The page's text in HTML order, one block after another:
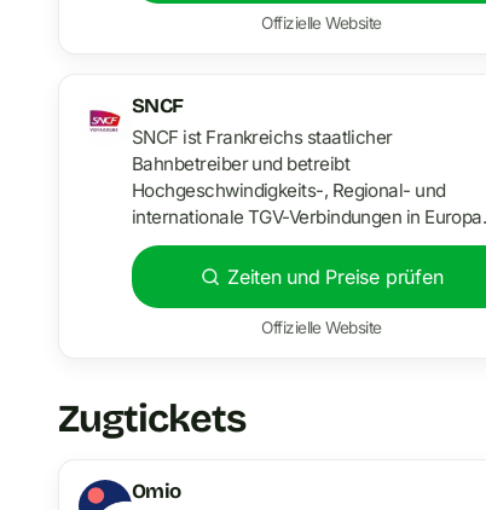
Offizielle Website
SNCF
SNCF ist Frankreichs staatlicher
Bahnbetreiber und betreibt
Hochgeschwindigkeits-, Regional- und
internationale TGV-Verbindungen in Europa.
Zeiten und Preise prüfen
Offizielle Website
Zugtickets
Omio